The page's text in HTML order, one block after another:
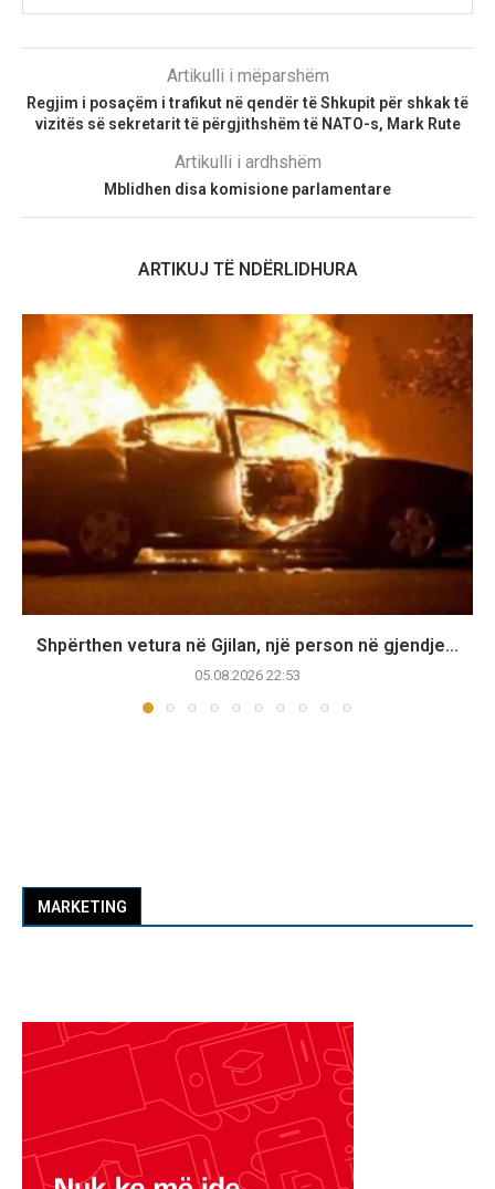
Artikulli i mëparshëm
Regjim i posaçëm i trafikut në qendër të Shkupit për shkak të
vizitës së sekretarit të përgjithshëm të NATO-s, Mark Rute
Artikulli i ardhshëm
Mblidhen disa komisione parlamentare
ARTIKUJ TË NDËRLIDHURA
Shpërthen vetura në Gjilan, një person në gjendje...
05.08.2026 22:53
MARKETING